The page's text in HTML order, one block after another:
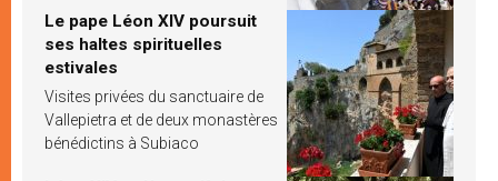
Le pape Léon XIV poursuit
ses haltes spirituelles
estivales
Visites privées du sanctuaire de
Vallepietra et de deux monastères
bénédictins à Subiaco